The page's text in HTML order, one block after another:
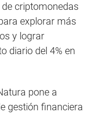
criptomonedas
explorar más
y lograr
diario del 4% en
pone a
gestión financiera